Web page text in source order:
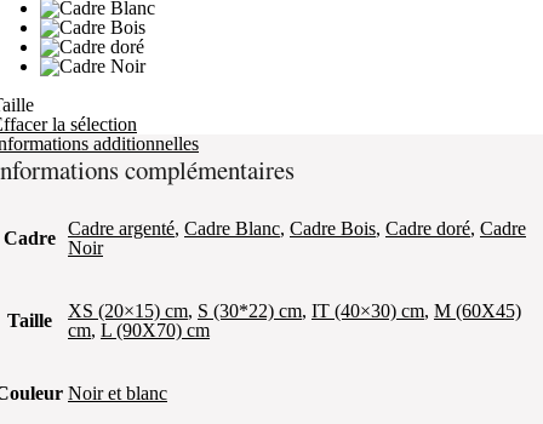
la sélection
additionnelles
complémentaires
Cadre Cadre argenté, Cadre Blanc, Cadre Bois, Cadre doré, Cadre
Noir
Taille XS (20×15) cm, S (30*22) cm, IT (40×30) cm, M (60X45)
cm, L (90X70) cm
Noir et blanc